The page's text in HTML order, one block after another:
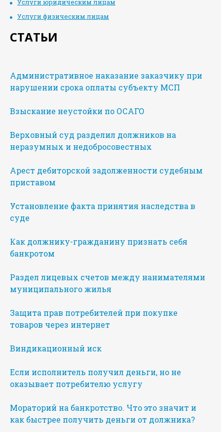
Услуги юридическим лицам
Услуги физическим лицам
СТАТЬИ
Административное наказание заказчику при
нарушении срока оплаты субъекту МСП
Взыскание неустойки по ОСАГО
Верховный суд разделил должников на
неразумных и недобросовестных
Арест дебиторской задолженности судебным
приставом
Установление факта принятия наследства в
суде
Как должнику-гражданину признать себя
банкротом
Раздел лицевых счетов между нанимателями
муниципального жилья
Защита прав потребителей при покупке
товаров через интернет
Виндикационный иск
Если исполнитель получил деньги, но не
оказывает потребителю услугу
Мораторий на банкротство. Что это значит и
как быстрее получить деньги от должника?